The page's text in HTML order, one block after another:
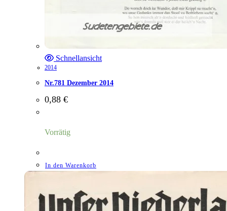
Schnellansicht
2014
Nr.781 Dezember 2014
0,88 €
Vorrätig
In den Warenkorb